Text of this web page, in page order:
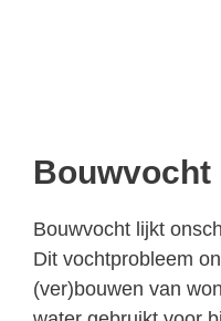
Bouwvocht
Bouwvocht lijkt
Dit vochtprobleem
(ver)bouwen van